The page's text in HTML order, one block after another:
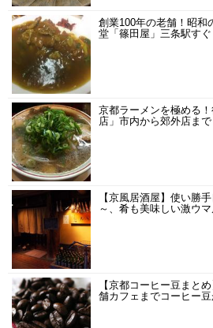
創業100年の老舗！昭和
堂「篠田屋」三条駅すぐ
京都ラーメンを極める
店」市内から郊外店まで
【京風居酒屋】使い勝
～、肴も美味しい激ウ
【京都コーヒー豆まと
舗カフェまでコーヒー